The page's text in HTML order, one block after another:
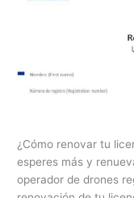
¿Cómo renovar tu
esperes más y
operador de drones